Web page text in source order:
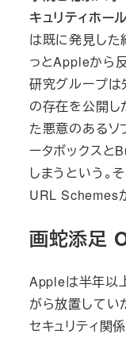
キュリティホー
は既に発見し
っとAppleから
研究グループは
の存在を公開し
た悪意のあるソ
ータボックスと
しまうという。
URL Schemes
画蛇添足
Appleは半年以
がら放置してい
セキュリティ関